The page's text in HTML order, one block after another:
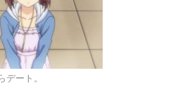
デート。